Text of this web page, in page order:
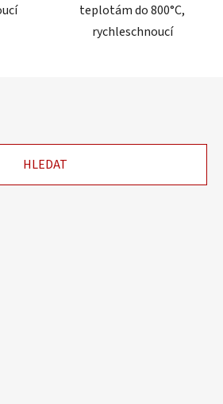
teplotám do 800°C,
rychleschnoucí
HLEDAT